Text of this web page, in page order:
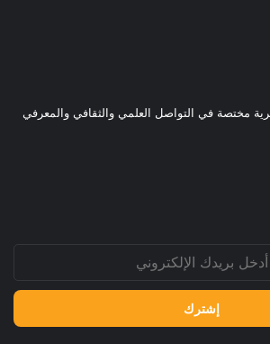
مختصة في التواصل العلمي والثقافي والمعرفي